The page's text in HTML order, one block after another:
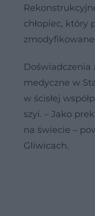
chłopiec, który
Doświadczenia
medyczne w
w ścisłej
szyi. – Jako
na świecie –
Gliwicach.